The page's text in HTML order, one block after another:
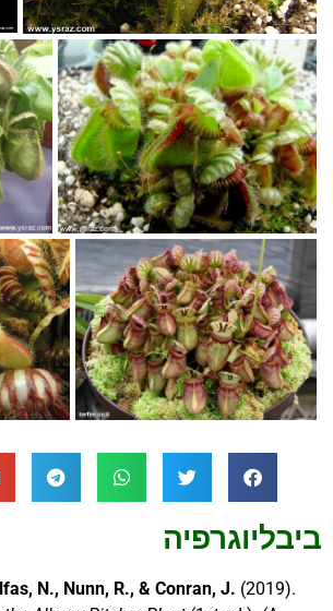
ביבליוגרפיה
N., Nunn, R., & Conran, J. (2019).